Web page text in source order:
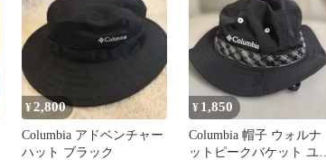
¥2,800
Columbia アドベンチャー
ハット ブラック
¥ 1,850
Columbia 帽子 ウォルナ
ットピークバケット ユニ